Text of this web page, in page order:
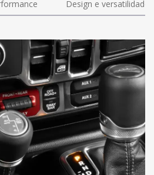
Design e versatilidade